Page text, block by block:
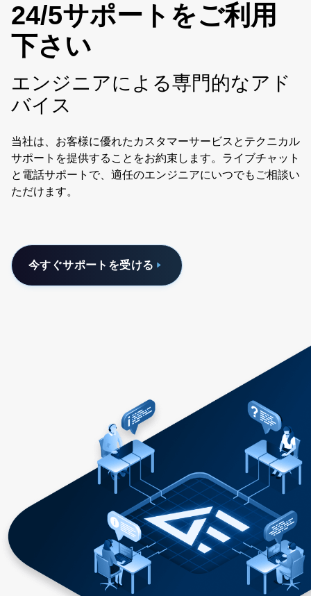
24/5サポートをご利用
下さい
エンジニアによる専門的なアド
バイス
当社は、お客様に優れたカスタマーサービスとテクニカル
サポートを提供することをお約束します。ライブチャット
と電話サポートで、適任のエンジニアにいつでもご相談い
ただけます。
今すぐサポートを受ける